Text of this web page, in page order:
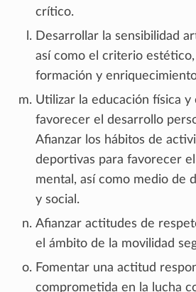
crítico.
Desarrollar la sensibilidad
así como el criterio
formación y
Utilizar la educación física y
favorecer el desarrollo
Afianzar los hábitos de
deportivas para favorecer
mental, así como medio de
y social.
Afianzar actitudes de
el ámbito de la movilidad
Fomentar una actitud
comprometida en la lucha